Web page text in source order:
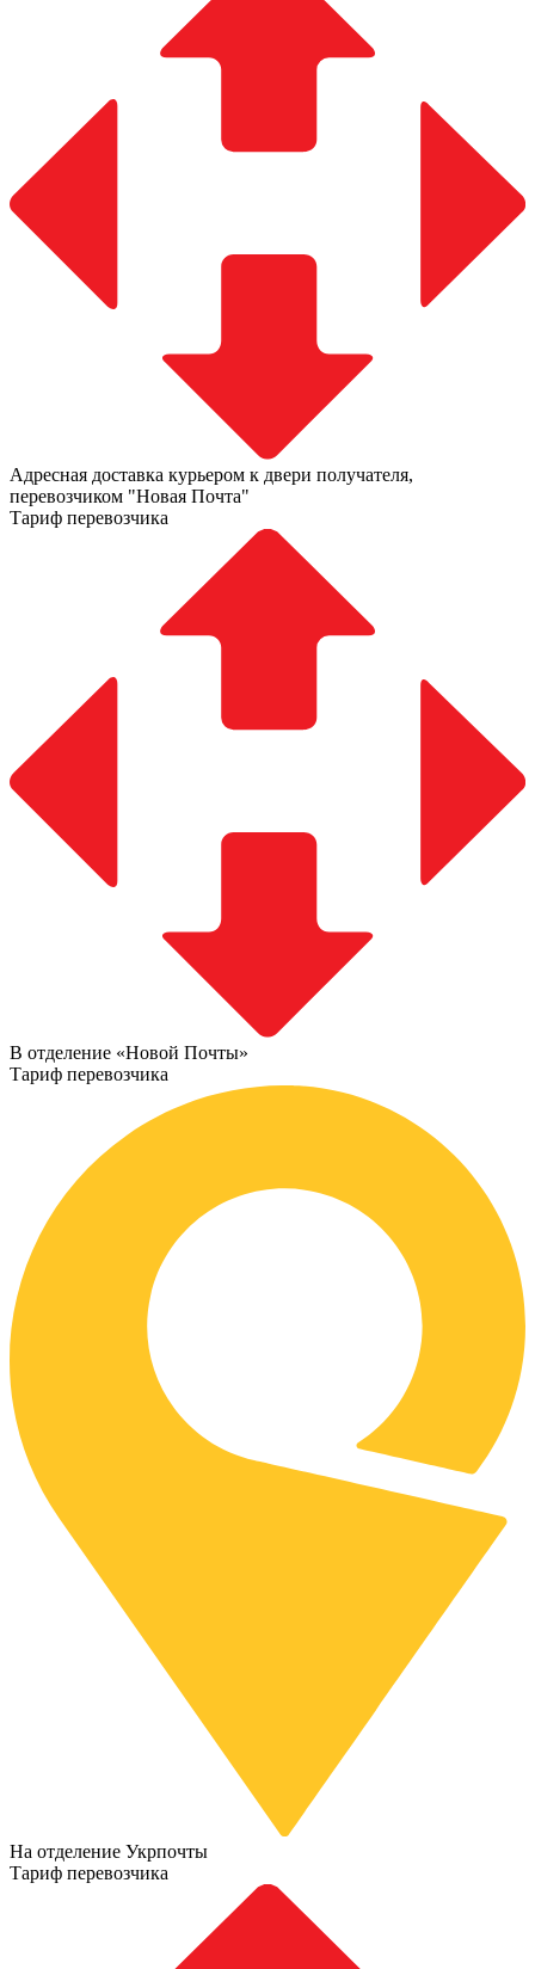
Адресная доставка курьером к двери получателя,
перевозчиком "Новая Почта"
Тариф перевозчика
В отделение «Новой Почты»
Тариф перевозчика
На отделение Укрпочты
Тариф перевозчика